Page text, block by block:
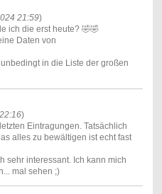
21:59)
ich die erst heute? 🤣🤣
Daten von
in die Liste der großen
)
Eintragungen. Tatsächlich
alles zu bewältigen ist echt fast
sehr interessant. Ich kann mich
mal sehen ;)